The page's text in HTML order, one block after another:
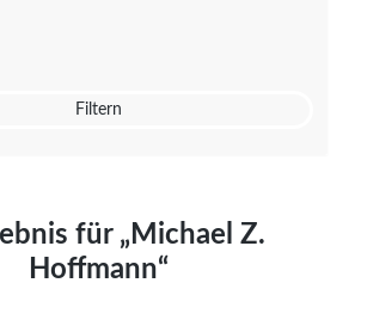
Filtern
für „Michael Z.
Hoffmann“